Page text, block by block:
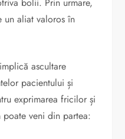
bolii. Prin urmare,
un aliat valoros în
ascultare
pacientului și
exprimarea fricilor și
veni din partea: